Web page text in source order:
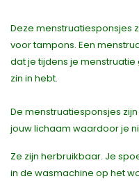
Deze menstruatiesponsjes
voor tampons. Een
dat je tijdens je
zin in hebt.
De menstruatiesponsjes
jouw lichaam waardoor je
Ze zijn herbruikbaar. Je
in de wasmachine op het